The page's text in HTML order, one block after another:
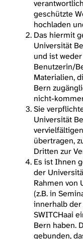
geschützte
hochladen
Das hiermit
Universität
und ist
Benutzerin/
Materialien,
Bern
nicht-
Sie
Universität
übertragen,
Dritten zur
Es ist Ihnen
der
Rahmen von
(z.B. in
innerhalb
SWITCHaai
Bern haben.
gebunden,